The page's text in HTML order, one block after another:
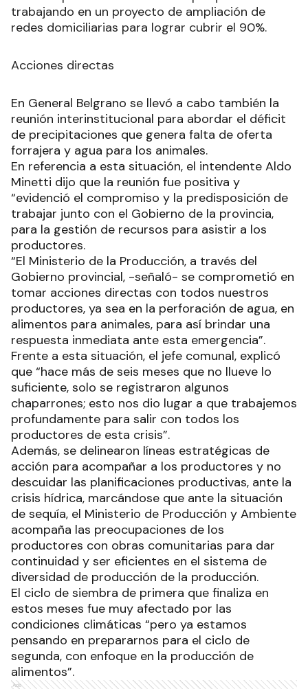
trabajando en un proyecto de ampliación de
redes domiciliarias para lograr cubrir el 90%.
Acciones directas
En General Belgrano se llevó a cabo también la
reunión interinstitucional para abordar el déficit
de precipitaciones que genera falta de oferta
forrajera y agua para los animales.
En referencia a esta situación, el intendente Aldo
Minetti dijo que la reunión fue positiva y
“evidenció el compromiso y la predisposición de
trabajar junto con el Gobierno de la provincia,
para la gestión de recursos para asistir a los
productores.
“El Ministerio de la Producción, a través del
Gobierno provincial, -señaló- se comprometió en
tomar acciones directas con todos nuestros
productores, ya sea en la perforación de agua, en
alimentos para animales, para así brindar una
respuesta inmediata ante esta emergencia”.
Frente a esta situación, el jefe comunal, explicó
que “hace más de seis meses que no llueve lo
suficiente, solo se registraron algunos
chaparrones; esto nos dio lugar a que trabajemos
profundamente para salir con todos los
productores de esta crisis”.
Además, se delinearon líneas estratégicas de
acción para acompañar a los productores y no
descuidar las planificaciones productivas, ante la
crisis hídrica, marcándose que ante la situación
de sequía, el Ministerio de Producción y Ambiente
acompaña las preocupaciones de los
productores con obras comunitarias para dar
continuidad y ser eficientes en el sistema de
diversidad de producción de la producción.
El ciclo de siembra de primera que finaliza en
estos meses fue muy afectado por las
condiciones climáticas “pero ya estamos
pensando en prepararnos para el ciclo de
segunda, con enfoque en la producción de
alimentos”.
Ads